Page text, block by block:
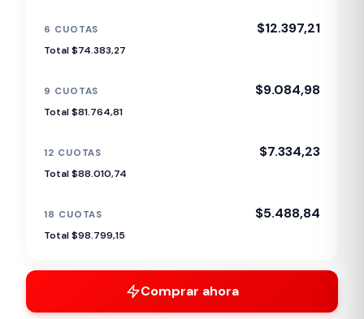
6 CUOTAS $12.397,21
Total $74.383,27
9 CUOTAS $9.084,98
Total $81.764,81
12 CUOTAS $7.334,23
Total $88.010,74
18 CUOTAS $5.488,84
Total $98.799,15
Comprar ahora